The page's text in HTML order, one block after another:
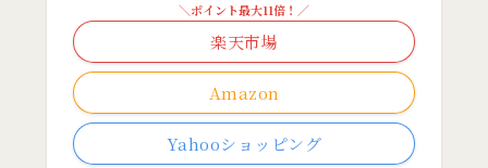
Amazon
＼ポイント最大11倍！／
楽天市場
Yahooショッピング